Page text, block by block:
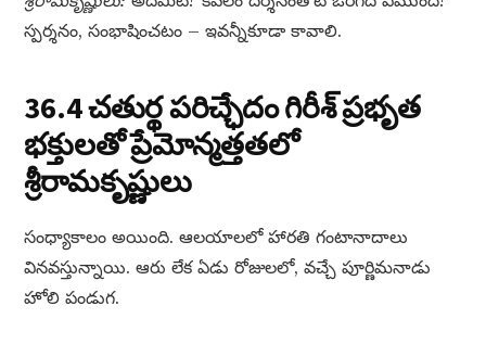
స్పర్శనం, సంభాషించటం – ఇవన్నీకూడా కావాలి.
36.4 చతుర్థ పరిచ్ఛేదం గిరీశ్ ప్రభృత
భక్తులతో ప్రేమోన్మత్తతలో
శ్రీరామకృష్ణులు
సంధ్యాకాలం అయింది. ఆలయాలలో హారతి గంటానాదాలు
వినవస్తున్నాయి. ఆరు లేక ఏడు రోజులలో, వచ్చే పూర్ణిమనాడు
హోలి పండుగ.